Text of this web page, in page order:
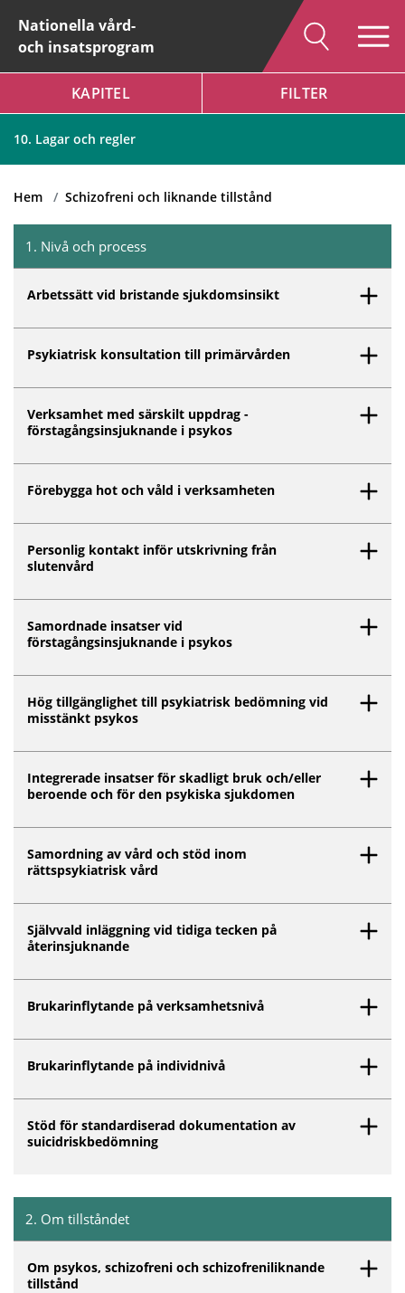
Nationella vård-
och insatsprogram
KAPITEL FILTER
10. Lagar och regler
Schizofreni och liknande tillstånd
Hem Schizofreni och liknande tillstånd
1 . Nivå och process
Arbetssätt vid bristande sjukdomsinsikt
Psykiatrisk konsultation till primärvården
Verksamhet med särskilt uppdrag -
förstagångsinsjuknande i psykos
Förebygga hot och våld i verksamheten
Personlig kontakt inför utskrivning från
slutenvård
Samordnade insatser vid
förstagångsinsjuknande i psykos
Hög tillgänglighet till psykiatrisk bedömning vid
misstänkt psykos
Integrerade insatser för skadligt bruk och/eller
beroende och för den psykiska sjukdomen
Samordning av vård och stöd inom
rättspsykiatrisk vård
Självvald inläggning vid tidiga tecken på
återinsjuknande
Brukarinflytande på verksamhetsnivå
Brukarinflytande på individnivå
Stöd för standardiserad dokumentation av
suicidriskbedömning
2. Om tillståndet
Om psykos, schizofreni och schizofreniliknande
tillstånd